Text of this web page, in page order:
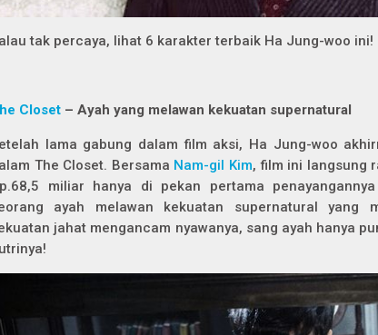
tak percaya, lihat 6 karakter terbaik Ha Jung-woo ini!
Closet – Ayah yang melawan kekuatan supernatural
lama gabung dalam film aksi, Ha Jung-woo
The Closet. Bersama Nam-gil Kim, film ini langsung
miliar hanya di pekan pertama
ayah melawan kekuatan supernatural yang
jahat mengancam nyawanya, sang ayah hanya